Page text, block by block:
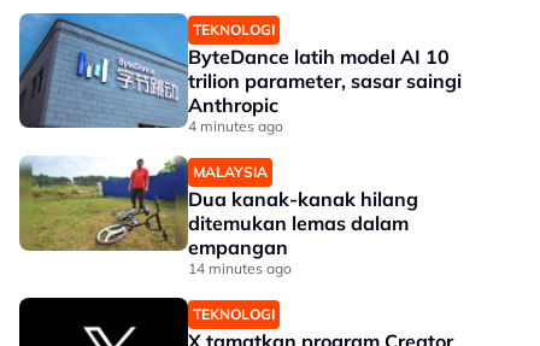
TEKNOLOGI
ByteDance latih model AI 10
trilion parameter, sasar saingi
Anthropic
4 minutes ago
MALAYSIA
Dua kanak-kanak hilang
ditemukan lemas dalam
empangan
14 minutes ago
TEKNOLOGI
X tamatkan program Creator